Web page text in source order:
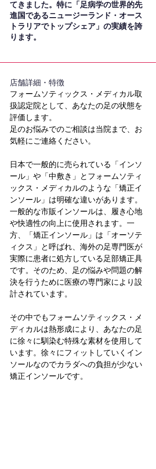
てきました。特に「足病学の世界的先
進国であるニュージーランド・オース
トラリアでトップシェア」の実績を誇
ります。
​店舗詳細・特徴
フォームソティックス・メディカル取
扱認定院として、あなたの足の状態を
評価します。
足のお悩みでのご相談は当院まで、お
気軽にご連絡ください。
日本で一般的に売られている「インソ
ール」や「中敷き」とフォームソティ
ックス・メディカルのような「矯正イ
ンソール」は明確な違いがあります。
一般的な市販インソールは、履き心地
や快適性の向上に使用されます。一
方、「矯正インソール」は「オーソテ
ィクス」と呼ばれ、海外の足専門医が
実際に患者に処方している足部矯正具
です。そのため、足の悩みや問題の解
決を行うために医療の専門家により設
計されています。
その中でもフォームソティックス・メ
ディカルは熱形成により、あなたの足
に徐々に馴染む特殊な素材を使用して
います。徐々にフィットしていくイン
ソールなのでカラダへの負担が少ない
矯正インソールです。